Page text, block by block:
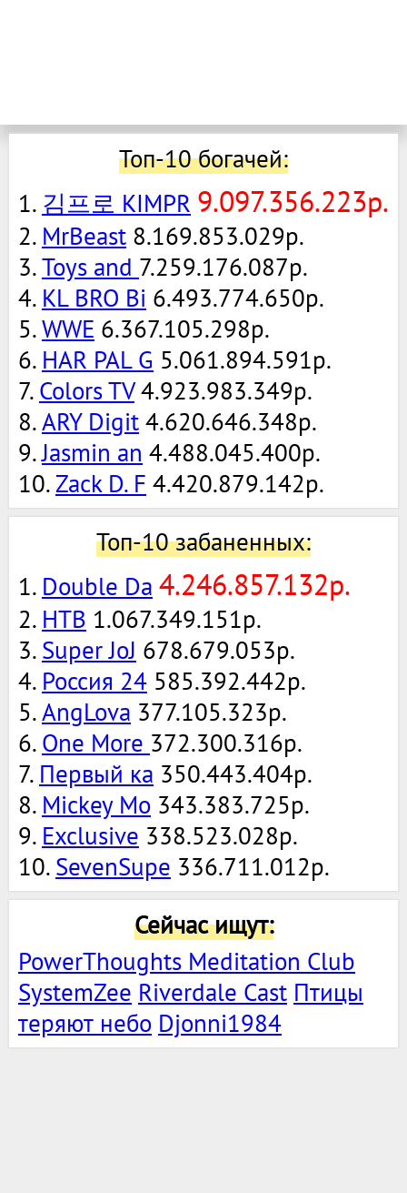
Топ-10 богачей:
1. 김프로 KIMPR 9.097.356.223р.
2. MrBeast 8.169.853.029р.
3.Toys and 7.259.176.087р.
4. KL BRO Bi 6.493.774.650р.
5.WWE 6.367.105.298р.
6. HAR PAL G 5.061.894.591р.
7. Colors TV 4.923.983.349р.
8.ARY Digit 4.620.646.348р.
9.Jasmin an 4.488.045.400р.
10. Zack D. F 4.420.879.142р.
Топ-10 забаненных:
1. Double Da 4.246.857.132р.
2. НТВ 1.067.349.151р.
3. Super JoJ 678.679.053р.
4. Россия 24 585.392.442р.
5.AngLova 377.105.323р.
6. One More 372.300.316р.
7. Первый ка 350.443.404р.
8. Mickey Mo 343.383.725р.
9. Exclusive 338.523.028р.
10. SevenSupe 336.711.012р.
Сейчас ищут:
PowerThoughts Meditation Club
SystemZee Riverdale Cast Птицы
теряют небо Djonni1984